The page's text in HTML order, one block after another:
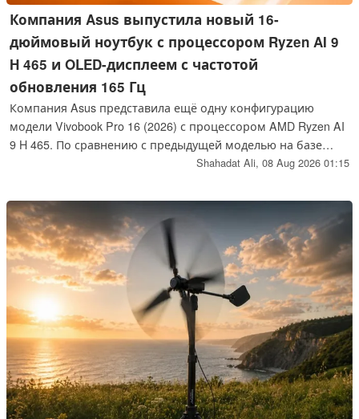
Компания Asus выпустила новый 16-
дюймовый ноутбук с процессором Ryzen AI 9
H 465 и OLED-дисплеем с частотой
обновления 165 Гц
Компания Asus представила ещё одну конфигурацию
модели Vivobook Pro 16 (2026) с процессором AMD Ryzen AI
9 H 465. По сравнению с предыдущей моделью на базе
Ryzen она оснащена меньшим объёмом оперативной
OLED-дисплей с частотой обновления 165 Гц.
Shahadat Ali, 08 Aug 2026 01:15